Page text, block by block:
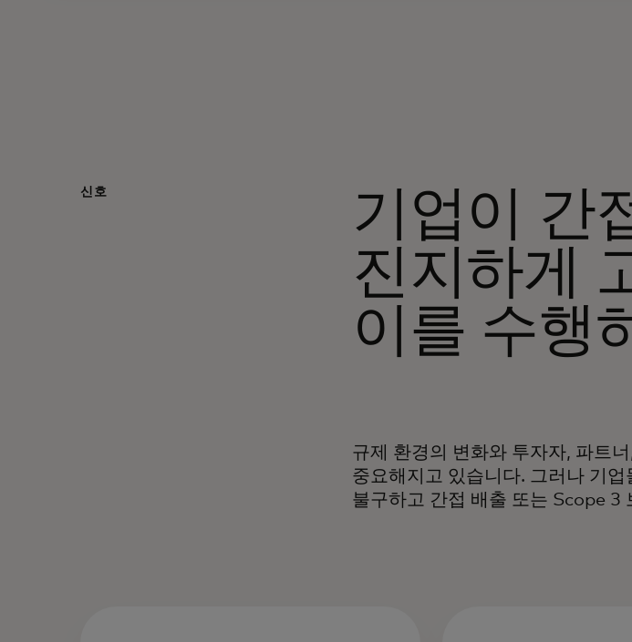
신호
기업이 간
진지하게
이를 수행
규제 환경의 변화와 투자자, 파트
중요해지고 있습니다. 그러나 기
불구하고 간접 배출 또는 Scope 3